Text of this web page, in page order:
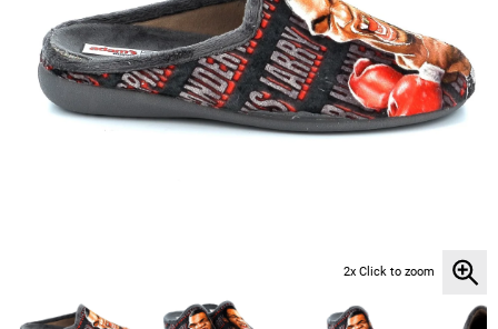
2x Click to zoom